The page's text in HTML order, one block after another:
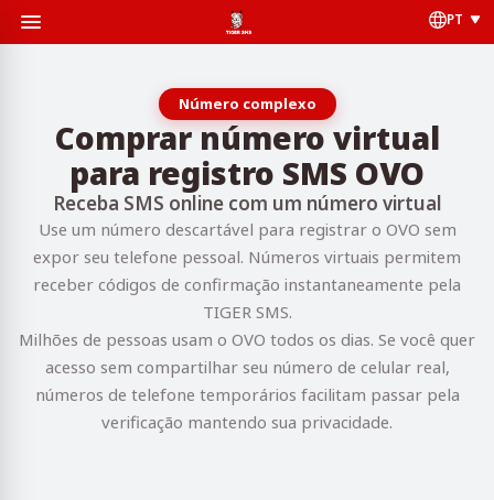
PT
Número complexo
Comprar número virtual
para registro SMS OVO
Receba SMS online com um número virtual
Use um número descartável para registrar o OVO sem
expor seu telefone pessoal. Números virtuais permitem
receber códigos de confirmação instantaneamente pela
TIGER SMS.
Milhões de pessoas usam o OVO todos os dias. Se você quer
acesso sem compartilhar seu número de celular real,
números de telefone temporários facilitam passar pela
verificação mantendo sua privacidade.